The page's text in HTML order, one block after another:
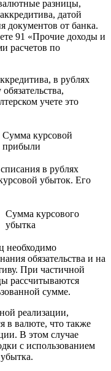
разницы,
датой
документов от банка.
91 «Прочие доходы и
расчетов по
в рублях
учете это
Сумма курсовой
прибыли
в рублях
убыток. Его
Сумма курсового
убытка
необходимо
обязательства и на
При частичной
рассчитываются
сумме.
реализации,
в валюте, что также
В этом случае
с использованием